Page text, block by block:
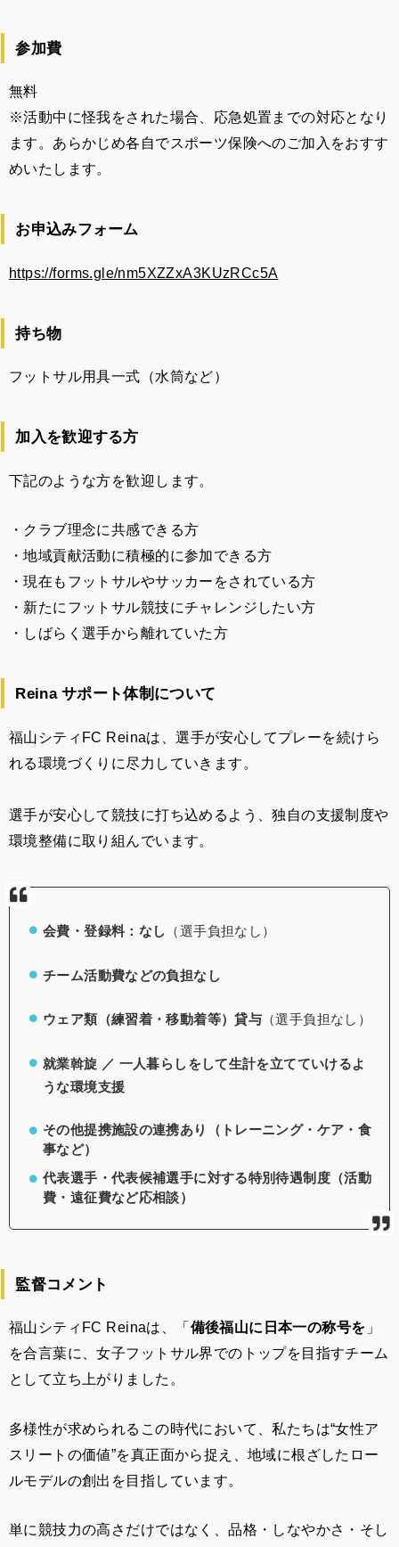
参加費
無料
※活動中に怪我をされた場合、応急処置までの対応となり
ます。あらかじめ各自でスポーツ保険へのご加入をおすす
めいたします。
お申込みフォーム
https://forms.gle/nm5XZZxA3KUzRCc5A
持ち物
フットサル用具一式（水筒など）
加入を歓迎する方
下記のような方を歓迎します。
・クラブ理念に共感できる方
・地域貢献活動に積極的に参加できる方
・現在もフットサルやサッカーをされている方
・新たにフットサル競技にチャレンジしたい方
・しばらく選手から離れていた方
Reina サポート体制について
福山シティFC Reinaは、選手が安心してプレーを続けら
れる環境づくりに尽力していきます。
選手が安心して競技に打ち込めるよう、独自の支援制度や
環境整備に取り組んでいます。
会費・登録料：なし （選手負担なし）
チーム活動費などの負担なし
ウェア類（練習着・移動着等）貸与 （選手負担なし）
就業斡旋 ／ 一人暮らしをして生計を立てていけるよ
うな環境支援
その他提携施設の連携あり（トレーニング・ケア・食
事など）
代表選手・代表候補選手に対する特別待遇制度（活動
費・遠征費など応相談）
監督コメント
福山シティFC Reinaは、「備後福山に日本一の称号を 」
を合言葉に、女子フットサル界でのトップを目指すチーム
として立ち上がりました。
多様性が求められるこの時代において、私たちは“女性ア
スリートの価値”を真正面から捉え、地域に根ざしたロー
ルモデルの創出を目指しています。
単に競技力の高さだけではなく、品格・しなやかさ・そし